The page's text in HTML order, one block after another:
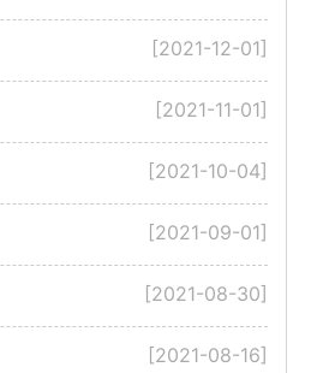
[2021-12-01]
[2021-11-01]
[2021-10-04]
[2021-09-01]
[2021-08-30]
[2021-08-16]